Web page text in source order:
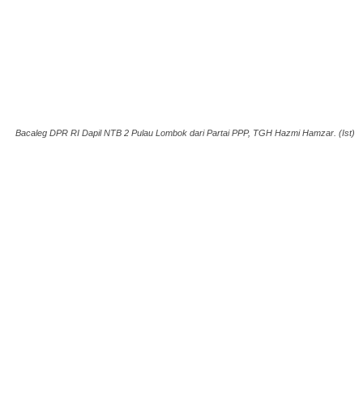
Bacaleg DPR RI Dapil NTB 2 Pulau Lombok dari Partai PPP, TGH Hazmi Hamzar. (Ist)